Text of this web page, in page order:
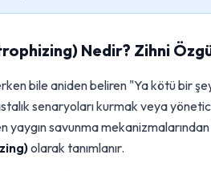
Nedir? Zihni
bile aniden beliren "Ya kötü bir
senaryoları kurmak veya
yaygın savunma
olarak tanımlanır.